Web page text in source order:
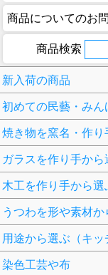
商品についてのお
商品検索
新入荷の商品
初めての民藝・みん
焼き物を窯名・作り
ガラスを作り手から
木工を作り手から選
うつわを形や素材か
用途から選ぶ（キッ
染色工芸や布